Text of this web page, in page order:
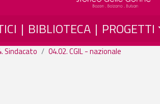
BIBLIOTECA PROGETTI
Sindacato 04.02. CGIL - nazionale